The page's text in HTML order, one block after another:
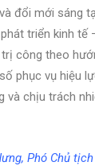
đổi mới sáng
triển kinh tế
công theo
phục vụ hiệu
và chịu trách
Phó Chủ